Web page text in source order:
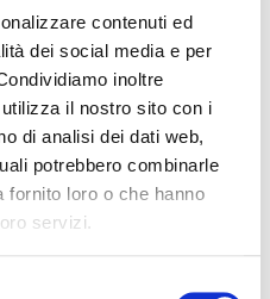
contenuti ed
dei social media e per
inoltre
il nostro sito con i
di analisi dei dati web,
potrebbero combinarle
fornito loro o che hanno
servizi.
E CORSI